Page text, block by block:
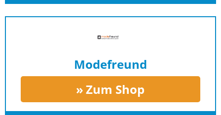
Modefreund
Zum Shop